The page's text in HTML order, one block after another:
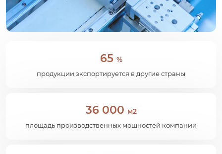
65 %
продукции экспортируется в другие страны
36 000 м2
площадь производственных мощностей компании